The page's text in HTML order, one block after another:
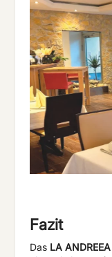
Fazit
Das LA ANDREEA